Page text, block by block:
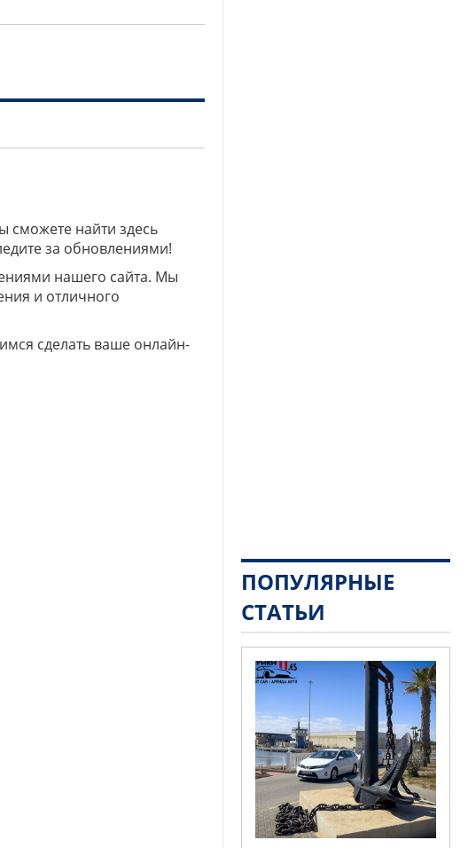
сможете найти здесь
за обновлениями!
нашего сайта. Мы
и отличного
сделать ваше онлайн-
ПОПУЛЯРНЫЕ
СТАТЬИ